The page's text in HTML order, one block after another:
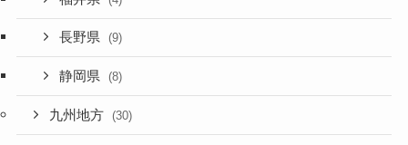
長野県 (9)
静岡県 (8)
九州地方 (30)